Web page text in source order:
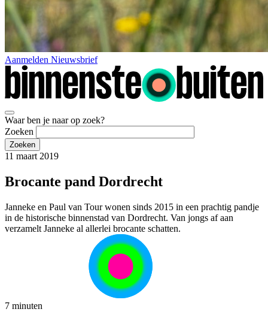
Aanmelden Nieuwsbrief
Waar ben je naar op zoek?
Zoeken
11 maart 2019
Brocante pand Dordrecht
Janneke en Paul van Tour wonen sinds 2015 in een prachtig pandje
in de historische binnenstad van Dordrecht. Van jongs af aan
verzamelt Janneke al allerlei brocante schatten.
7 minuten